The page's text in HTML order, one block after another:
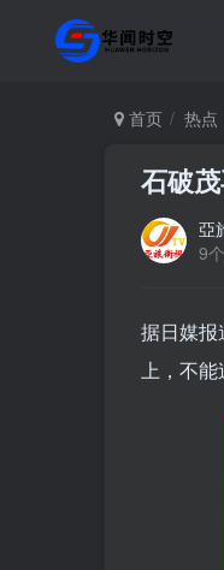
首页 热点
石破
亞
9
据日媒
上，不能